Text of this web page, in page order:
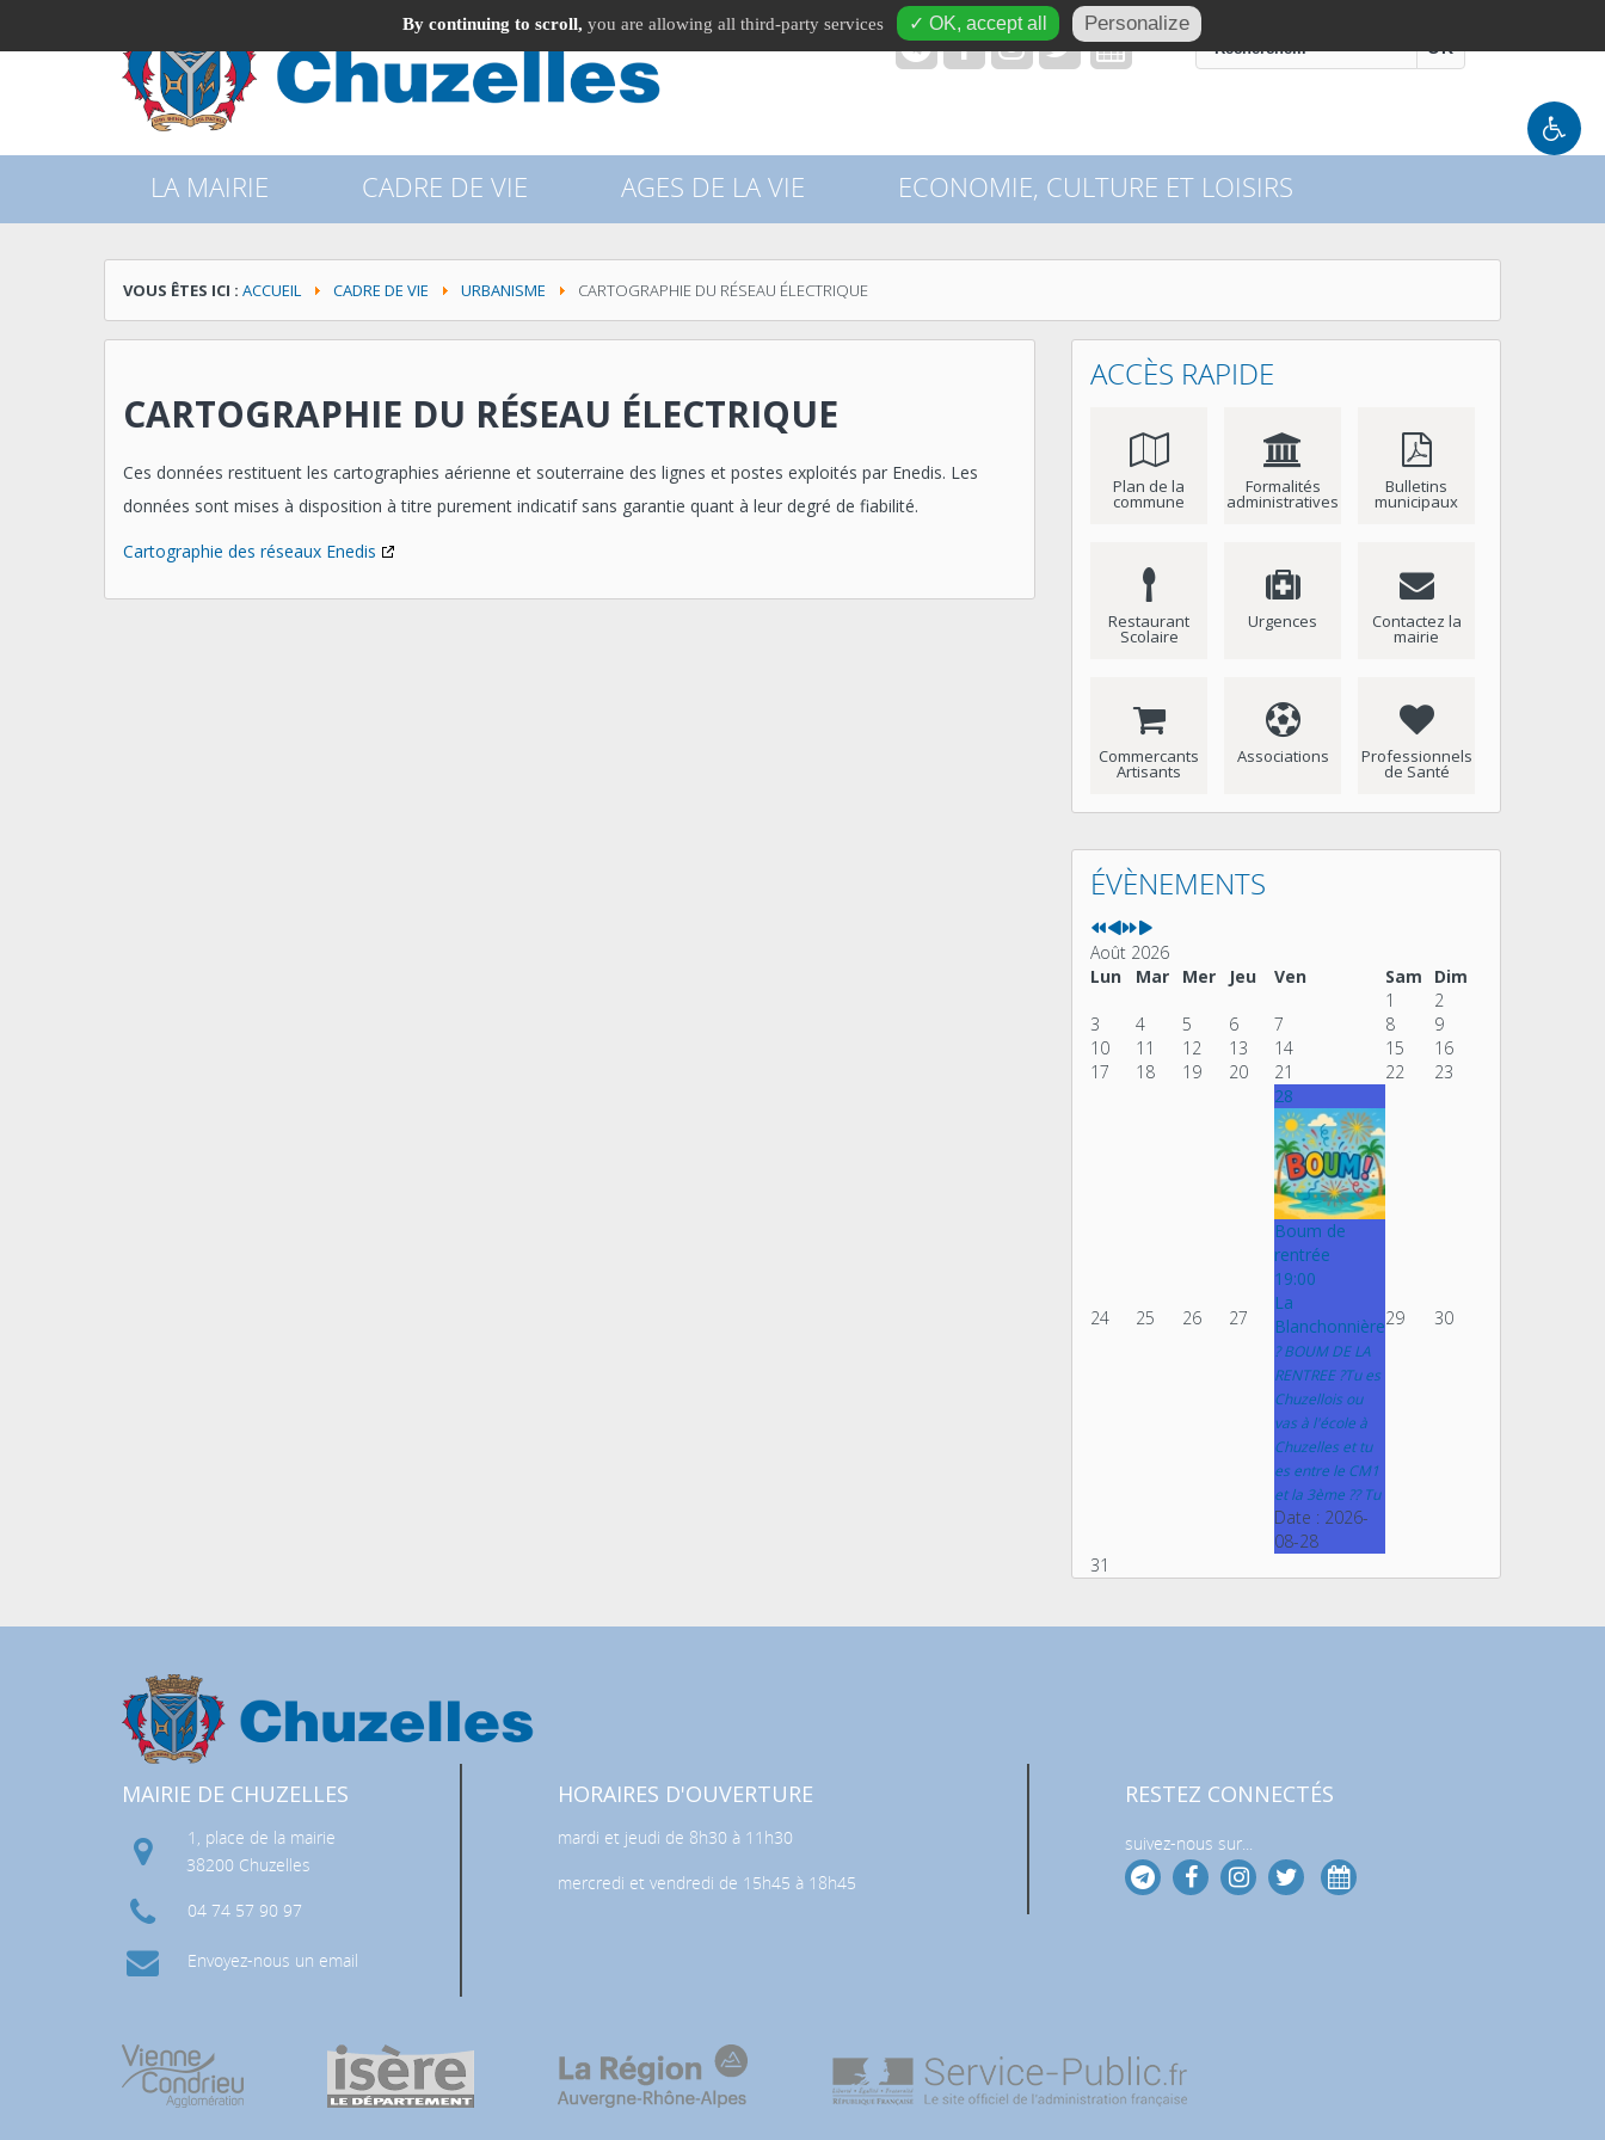
RISQUES MAJEURS (DICRIM)
recherche
OK
LA MAIRIE CADRE DE VIE AGES DE LA VIE ECONOMIE, CULTURE ET LOISIRS
VOUS ÊTES ICI : ACCUEIL CADRE DE VIE URBANISME CARTOGRAPHIE DU RÉSEAU ÉLECTRIQUE
CARTOGRAPHIE DU RÉSEAU ÉLECTRIQUE
Ces données restituent les cartographies aérienne et souterraine des lignes et postes exploités par Enedis. Les
données sont mises à disposition à titre purement indicatif sans garantie quant à leur degré de fiabilité.
Cartographie des réseaux Enedis
ACCÈS RAPIDE
Plan de la
commune
Formalités
administratives
Bulletins
municipaux
Restaurant
Scolaire
Urgences Contactez la
mairie
Commercants
Artisants
Associations Professionnels
de Santé
ÉVÈNEMENTS
Année
précédente
Mois
précédent
Année
suivante
Mois
suivant
Août 2026
Lun
Mar Mer Jeu Ven Sam
Dim
1
2
3
4 5 6 7 8
9
10
11 12 13 14 15
16
17
18 19 20 21 22 23
24 25 26 27
28
Boum de
rentrée
19:00
La
Blanchonnière
? BOUM DE LA
RENTREE ?Tu es
Chuzellois ou
vas à l'école à
Chuzelles et tu
es entre le CM1
et la 3ème ?? Tu
Date : 2026-
08-28
29 30
31
MAIRIE DE CHUZELLES
1, place de la mairie
38200 Chuzelles
04 74 57 90 97
Envoyez-nous un email
HORAIRES D'OUVERTURE
mardi et jeudi de 8h30 à 11h30
mercredi et vendredi de 15h45 à 18h45
RESTEZ CONNECTÉS
suivez-nous sur...
By continuing to scroll, you are allowing all third-party services ✓ OK, accept all Personalize